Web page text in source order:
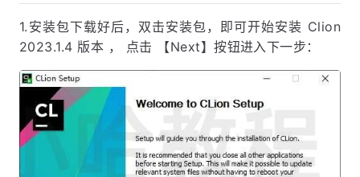
1.安装包下载好后，双击安装包，即可开始安装 Clion
2023.1.4 版本 ， 点击 【Next】按钮进入下一步：